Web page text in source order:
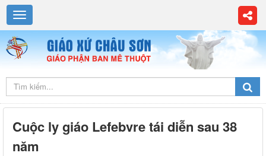
Cuộc ly giáo Lefebvre tái diễn sau 38
năm